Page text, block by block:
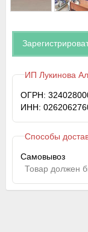
ИП Лукинова
ОГРН:
ИНН:
Способы
Самовывоз
Товар должен